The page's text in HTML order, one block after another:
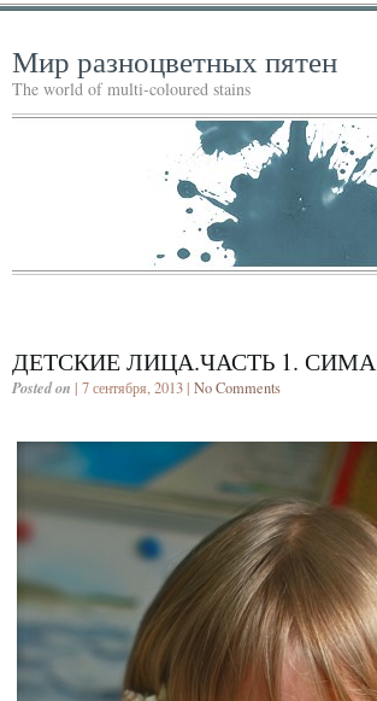
Мир разноцветных пятен
The world of multi-coloured stains
ДЕТСКИЕ ЛИЦА.ЧАСТЬ 1. СИМА
Posted on | 7 сентября, 2013 | No Comments